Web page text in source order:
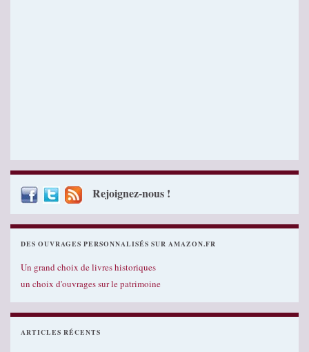
Rejoignez-nous !
DES OUVRAGES PERSONNALISÉS SUR AMAZON.FR
Un grand choix de livres historiques
un choix d'ouvrages sur le patrimoine
ARTICLES RÉCENTS